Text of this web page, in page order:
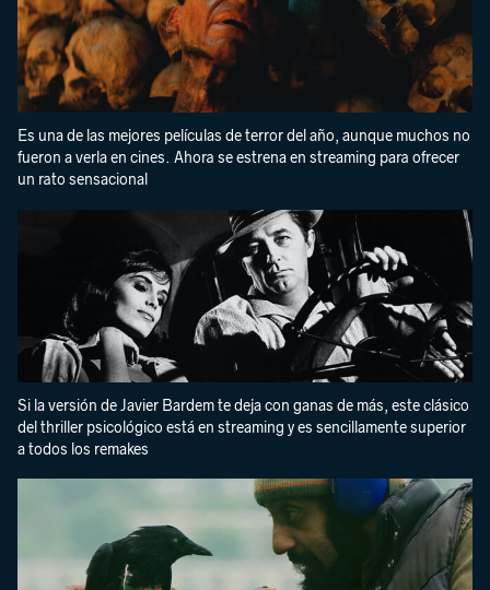
Es una de las mejores películas de terror del año, aunque muchos no
fueron a verla en cines. Ahora se estrena en streaming para ofrecer
un rato sensacional
Si la versión de Javier Bardem te deja con ganas de más, este clásico
del thriller psicológico está en streaming y es sencillamente superior
a todos los remakes